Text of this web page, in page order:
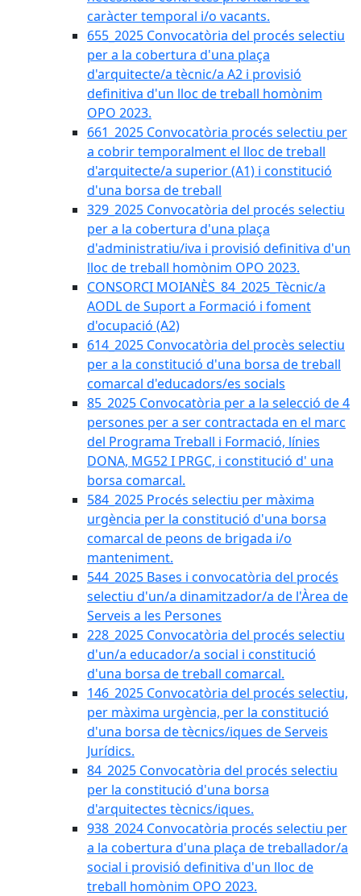
caràcter temporal i/o vacants.
655_2025 Convocatòria del procés selectiu
per a la cobertura d'una plaça
d'arquitecte/a tècnic/a A2 i provisió
definitiva d'un lloc de treball homònim
OPO 2023.
661_2025 Convocatòria procés selectiu per
a cobrir temporalment el lloc de treball
d'arquitecte/a superior (A1) i constitució
d'una borsa de treball
329_2025 Convocatòria del procés selectiu
per a la cobertura d'una plaça
d'administratiu/iva i provisió definitiva d'un
lloc de treball homònim OPO 2023.
CONSORCI MOIANÈS_84_2025_Tècnic/a
AODL de Suport a Formació i foment
d'ocupació (A2)
614_2025 Convocatòria del procès selectiu
per a la constitució d'una borsa de treball
comarcal d'educadors/es socials
85_2025 Convocatòria per a la selecció de 4
persones per a ser contractada en el marc
del Programa Treball i Formació, línies
DONA, MG52 I PRGC, i constitució d' una
borsa comarcal.
584_2025 Procés selectiu per màxima
urgència per la constitució d'una borsa
comarcal de peons de brigada i/o
manteniment.
544_2025 Bases i convocatòria del procés
selectiu d'un/a dinamitzador/a de l'Àrea de
Serveis a les Persones
228_2025 Convocatòria del procés selectiu
d'un/a educador/a social i constitució
d'una borsa de treball comarcal.
146_2025 Convocatòria del procés selectiu,
per màxima urgència, per la constitució
d'una borsa de tècnics/iques de Serveis
Jurídics.
84_2025 Convocatòria del procés selectiu
per la constitució d'una borsa
d'arquitectes tècnics/iques.
938_2024 Convocatòria procés selectiu per
a la cobertura d'una plaça de treballador/a
social i provisió definitiva d'un lloc de
treball homònim OPO 2023.